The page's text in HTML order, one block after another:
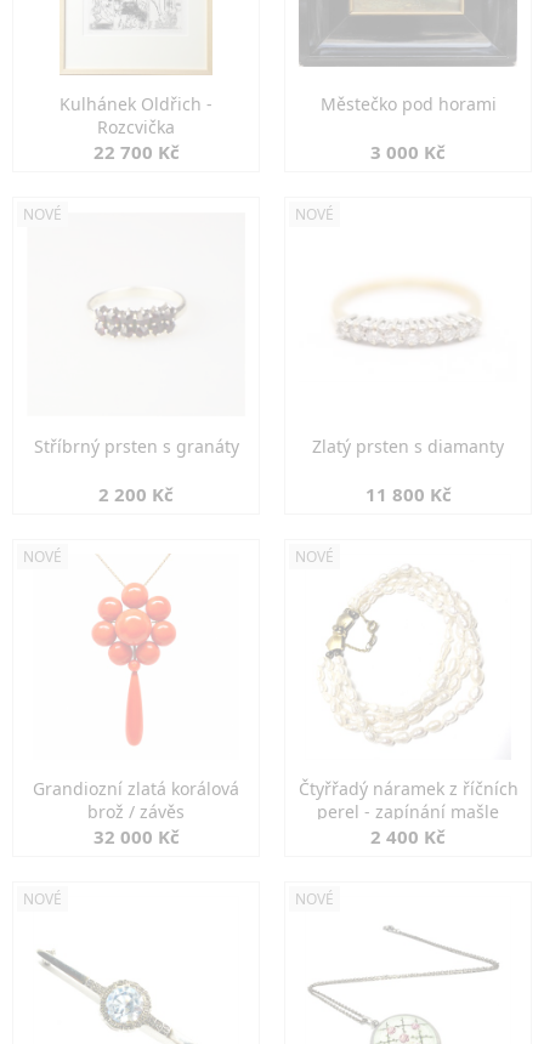
Kulhánek Oldřich -
Rozcvička
22 700 Kč
Městečko pod horami
3 000 Kč
NOVÉ
Stříbrný prsten s granáty
2 200 Kč
NOVÉ
Zlatý prsten s diamanty
11 800 Kč
NOVÉ
Grandiozní zlatá korálová
brož / závěs
32 000 Kč
NOVÉ
Čtyřřadý náramek z říčních
perel - zapínání mašle
2 400 Kč
NOVÉ NOVÉ